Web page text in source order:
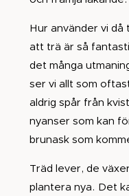
Hur använder vi
att trä är så
det många
ser vi allt som
aldrig spår från
nyanser som kan
brunask som
Träd lever, de
plantera nya. Det